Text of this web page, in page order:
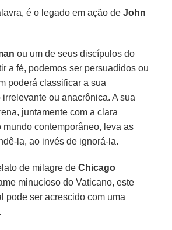
é o legado em ação deJohn
ou um de seus discípulos do
a fé, podemos ser persuadidos ou
poderá classificar a sua
ou anacrônica. A sua
juntamente com a clara
mundo contemporâneo, leva as
la, ao invés de ignorá-la.
de milagre deChicago
minucioso do Vaticano, este
pode ser acrescido com uma